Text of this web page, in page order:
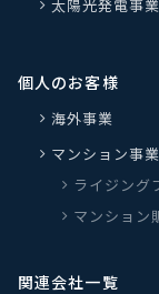
太陽光発電事業
個人のお客様
海外事業
マンション事
ライジング
マンション
関連会社一覧